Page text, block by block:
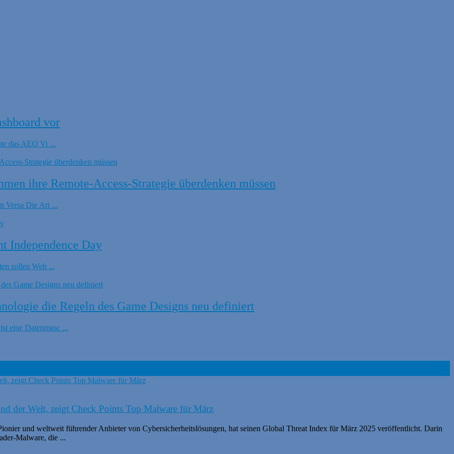
vor
das AEO Vi ...
ihre Remote-Access-Strategie überdenken müssen
Versa Die Art ...
Independence Day
sollen Web ...
die Regeln des Game Designs neu definiert
eine Datenmasc ...
der Welt, zeigt Check Points Top Malware für März
und weltweit führender Anbieter von Cybersicherheitslösungen, hat seinen Global Threat Index für März 2025 veröffentlicht. Darin
Malware, die ...